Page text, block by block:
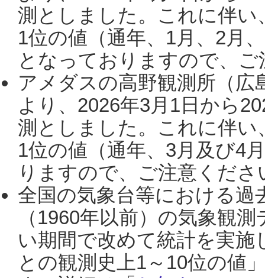
測としました。これに伴い
1位の値（通年、1月、2月
となっておりますので、
アメダスの高野観測所（
より、2026年3月1日から
測としました。これに伴い
1位の値（通年、3月及び4
りますので、ご注意くだ
全国の気象台等における過
（1960年以前）の気象観
い期間で改めて統計を実
との観測史上1～10位の値